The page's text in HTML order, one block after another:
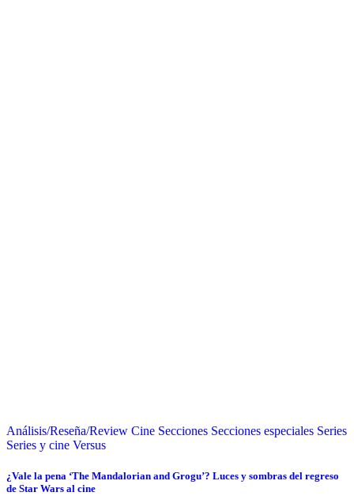
Análisis/Reseña/Review Cine Secciones Secciones especiales Series
Series y cine Versus
¿Vale la pena ‘The Mandalorian and Grogu’? Luces y sombras del regreso
de Star Wars al cine